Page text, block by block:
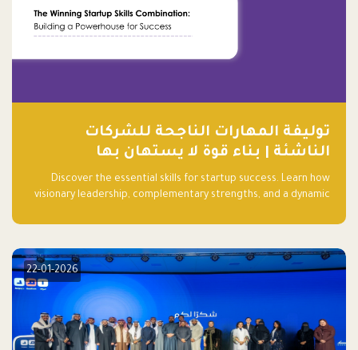
توليفة المهارات الناجحة للشركات
الناشئة | بناء قوة لا يستهان بها
Discover the essential skills for startup success. Learn how
visionary leadership, complementary strengths, and a dynamic
elevate your startup! Follow us @FalakHub
22-01-2026